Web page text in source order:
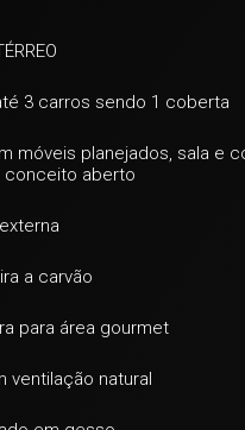
ver mais fotos
3 carros sendo 1 coberta
móveis planejados, sala e
aberto
a carvão
para área gourmet
ventilação natural